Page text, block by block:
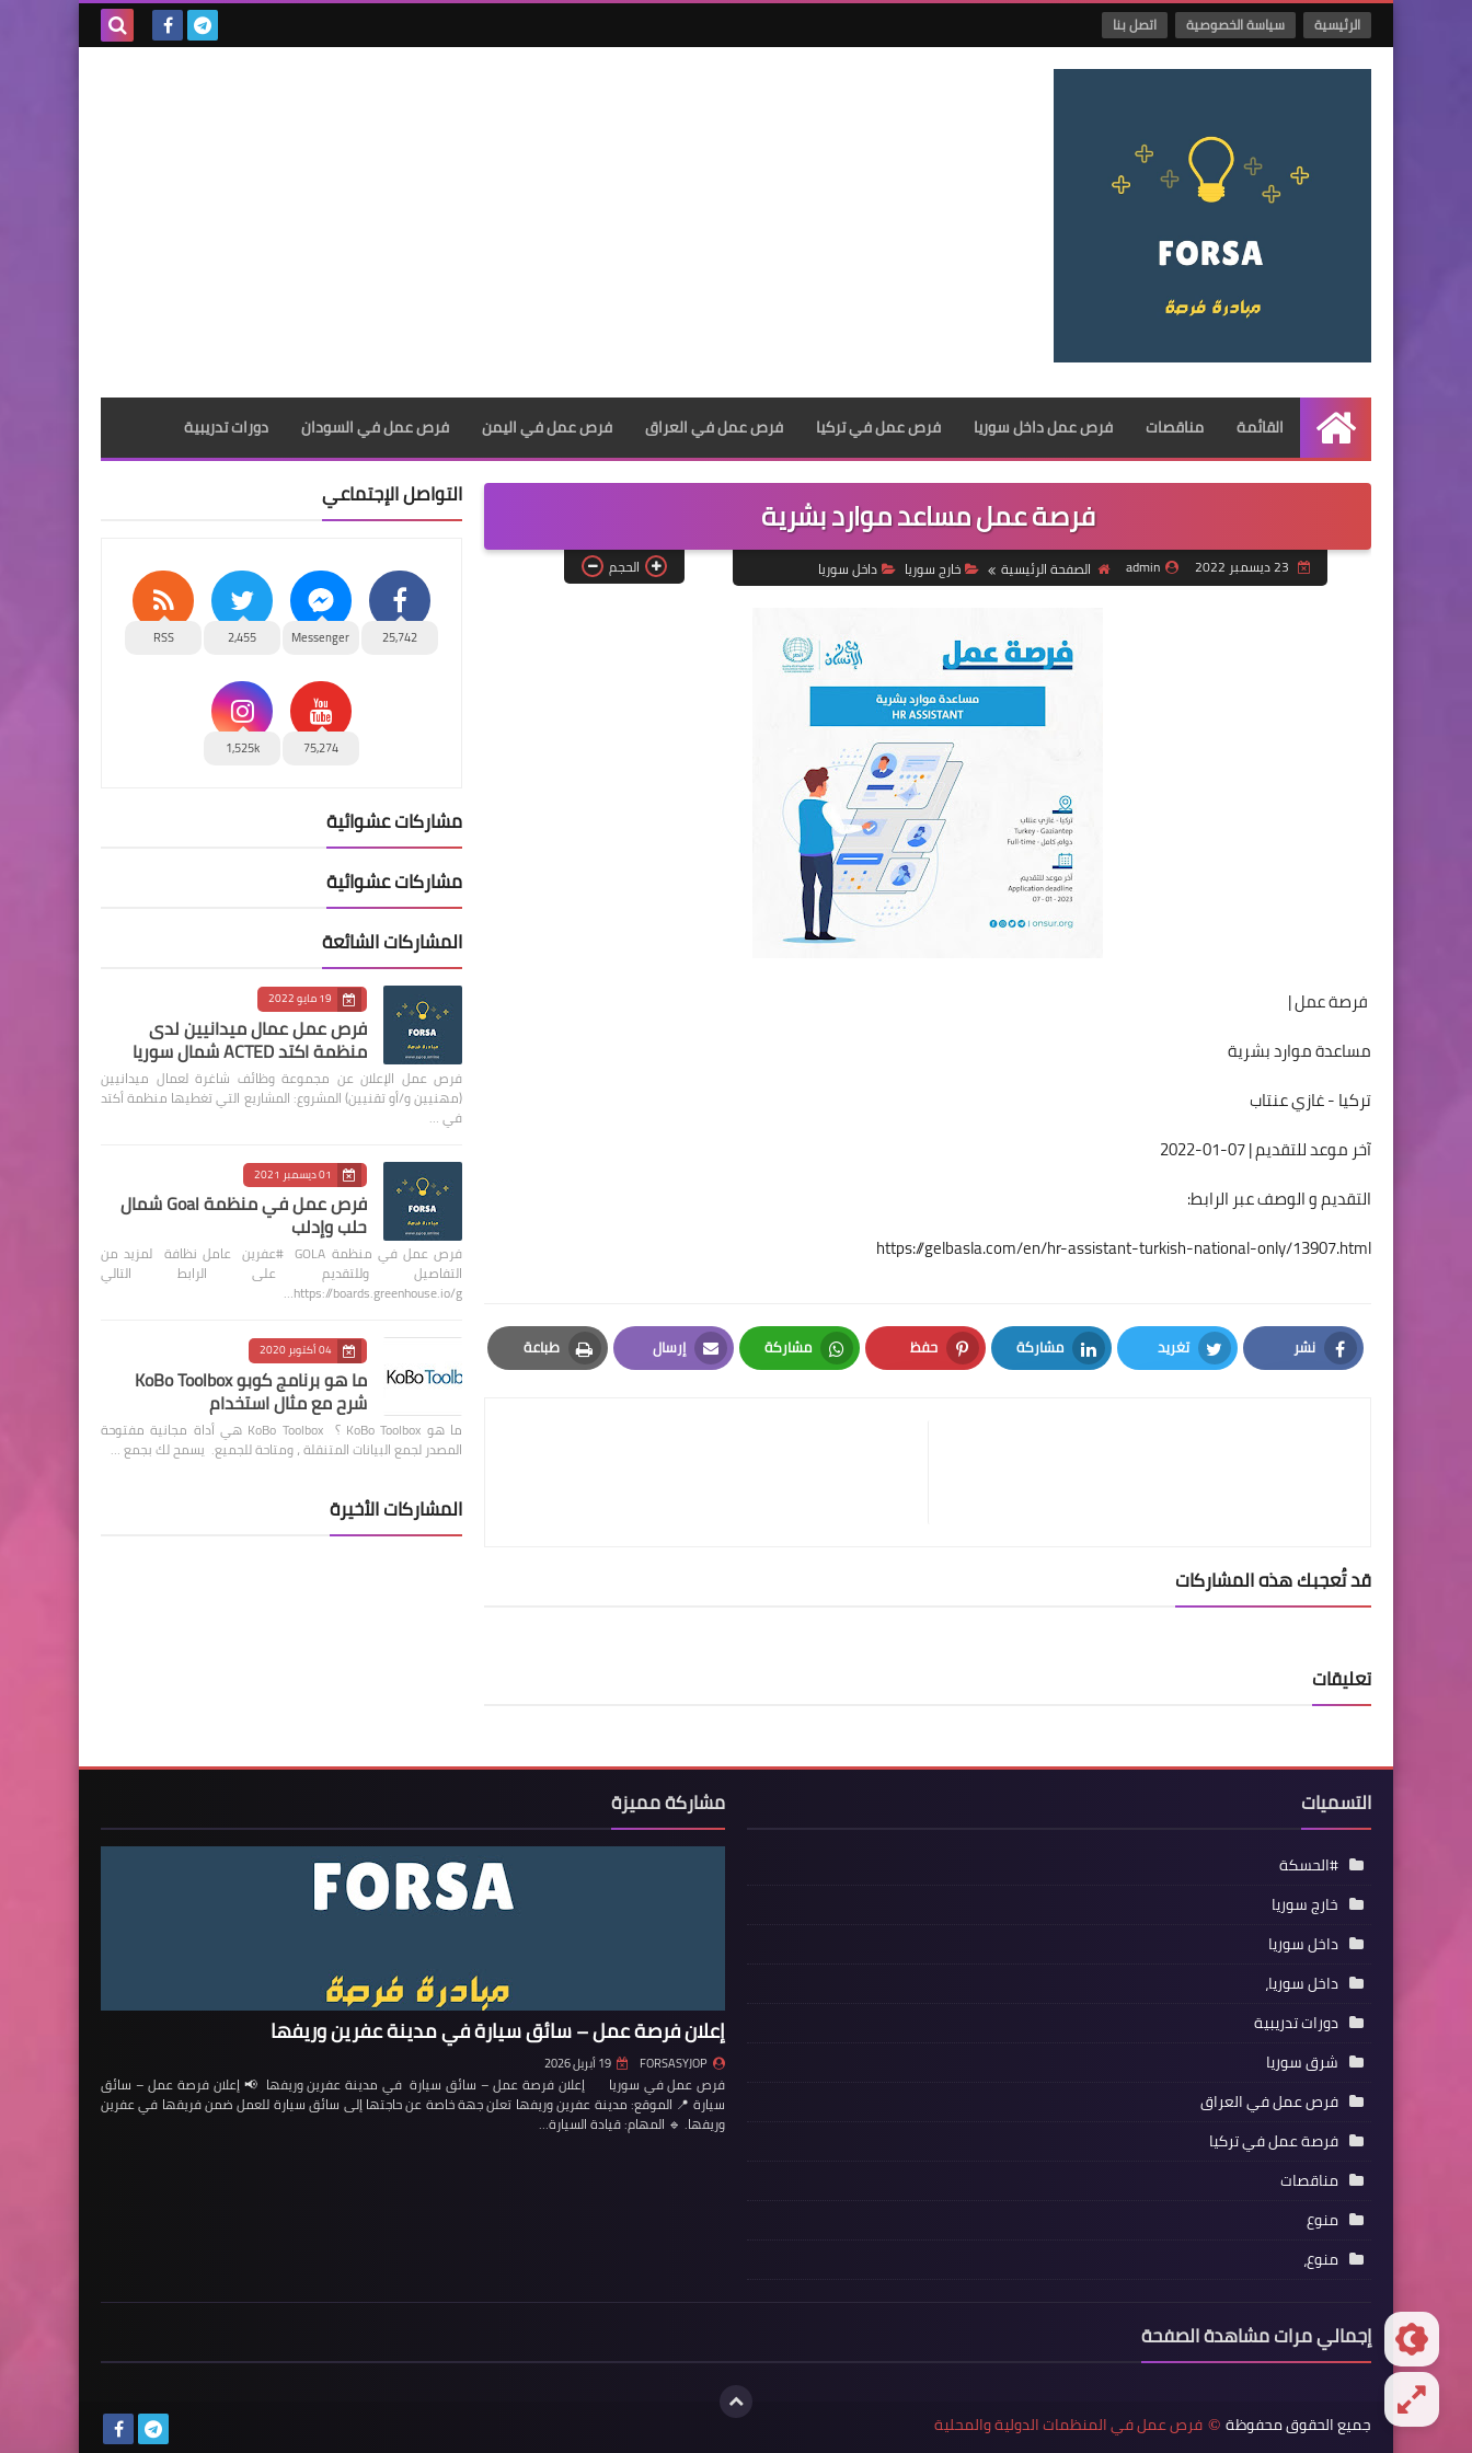
الرئيسية سياسة الخصوصية اتصل بنا
الرئيسية
القائمة مناقصات فرص عمل داخل سوريا فرص عمل في تركيا فرص عمل في العراق فرص عمل في اليمن فرص عمل في السودان دورات تدريبية
فرصة عمل مساعد موارد بشرية
admin الصفحة الرئيسية خارج سوريا داخل سوريا الحجم
فرصة عمل |
مساعدة موارد بشرية
تركيا - غازي عنتاب
آخر موعد للتقديم | 07-01-2022
التقديم و الوصف عبر الرابط:
https://gelbasla.com/en/hr-assistant-turkish-national-only/13907.html
نشر
Facebook
تغريد
Twitter
مشاركة
LinkedIn
حفظ
Pinterest
مشاركة
Whatsapp
إرسال
Email
طباعة
Print
قد تُعجبك هذه المشاركات
تعليقات
التواصل الإجتماعي
25,742
Messenger
2,455
RSS
75,274
1,525k
مشاركات عشوائية
مشاركات عشوائية
المشاركات الشائعة
19 مايو 2022
فرص عمل عمال ميدانيين لدى
منظمة اكتد ACTED شمال سوريا
فرص عمل الإعلان عن مجموعة وظائف شاغرة لعمال ميدانيين
(مهنيين و/أو تقنيين) المشروع: المشاريع التي تغطيها منظمة أكتد
في …
01 ديسمبر 2021
فرص عمل في منظمة Goal شمال
حلب وإدلب
فرص عمل في منظمة GOLA #عفرين عامل نظافة لمزيد من
التفاصيل وللتقديم على الرابط التالي
https://boards.greenhouse.io/g…
04 أكتوبر 2020
ما هو برنامج كوبو KoBo Toolbox
شرح مع مثال استخدام
ما هو KoBo Toolbox ؟ KoBo Toolbox هي أداة مجانية مفتوحة
المصدر لجمع البيانات المتنقلة ، ومتاحة للجميع. يسمح لك بجمع …
المشاركات الأخيرة
التسميات
#الحسكة
خارج سوريا
داخل سوريا
داخل سوريا،
دورات تدريبية
شرق سوريا
فرص عمل في العراق
فرصة عمل في تركيا
مناقصات
منوع
منوع،
مشاركة مميزة
إعلان فرصة عمل – سائق سيارة في مدينة عفرين وريفها
FORSASYJOP 19 أبريل 2026
فرص عمل في سوريا إعلان فرصة عمل – سائق سيارة في مدينة عفرين وريفها 📢 إعلان فرصة عمل – سائق
سيارة 📍 الموقع: مدينة عفرين وريفها تعلن جهة خاصة عن حاجتها إلى سائق سيارة للعمل ضمن فريقها في عفرين
وريفها. 🔹 المهام: قيادة السيارة…
إجمالي مرات مشاهدة الصفحة
جميع الحقوق محفوظة © فرص عمل في المنظمات الدولية والمحلية